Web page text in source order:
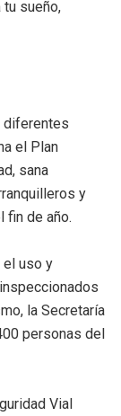
tu sueño,
diferentes
el Plan
sana
y
fin de año.
el uso y
la Secretaría
personas del
Vial